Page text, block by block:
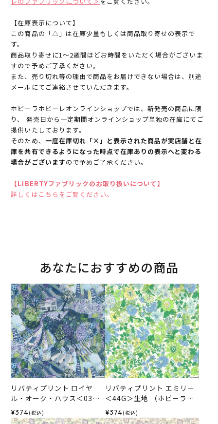
【在庫表示について】
この商品の「△」は在庫少量もしくは商品取り寄せの表示で
す。
商品取り寄せに1～2週間ほどお時間をいただく場合がございま
すので予めご了承ください。
また、売り切れ等の理由で商品をお届けできない場合は、別途
メールにてご連絡させていただきます。
ホビーラホビーレオンラインショップでは、新発売の商品に限
り、 発売日から一定期間オンラインショップ単独の在庫にてご
提供いたしております。
そのため、 一度在庫切れ「×」と表示された商品が実店舗と在
庫を共有できるようになった時点で在庫ありの表示へと変わる
場合がございますので予めご了承ください。
【LIBERTYファブリックのお取り扱いについて】
詳しくはこちらをご覧ください。
あなたにおすすめの商品
リバティプリント ロイヤ
ル・オーク・ハウス＜03B
＞生地 （ホビーラホビーレ
オリジナル）2026SS
¥374 (税込)
リバティプリント エミリー
＜44G＞生地 （ホビーラホ
ビーレオリジナル）2025SS
¥374 (税込)